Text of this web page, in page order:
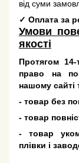
від суми
✓ Оплата за
Умови
якості
Протягом
право на
нашому
- товар без
- товар
- товар
плівки і